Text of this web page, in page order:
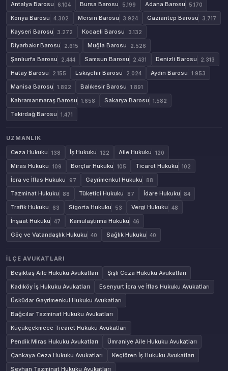
Antalya Barosu 6.104 Bursa Barosu 5.199 Adana Barosu 5.170
Konya Barosu 4.302 Mersin Barosu 3.924 Gaziantep Barosu 3.717
Kayseri Barosu 3.272 Kocaeli Barosu 3.132
Diyarbakır Barosu 2.615 Muğla Barosu 2.526
Şanlıurfa Barosu 2.444 Samsun Barosu 2.431 Denizli Barosu 2.313
Hatay Barosu 2.155 Eskişehir Barosu 2.024 Aydın Barosu 1.953
Manisa Barosu 1.892 Balıkesir Barosu 1.891
Kahramanmaraş Barosu 1.658 Sakarya Barosu 1.582
Tekirdağ Barosu 1.471
UZMANLIK
Ceza Hukuku
138 İş Hukuku 122 Aile Hukuku 120
Miras Hukuku 109 Borçlar Hukuku 105 Ticaret Hukuku 102
İcra ve İflas Hukuku 97 Gayrimenkul Hukuku 88
Tazminat Hukuku 88 Tüketici Hukuku 87 İdare Hukuku 84
Trafik Hukuku 63 Sigorta Hukuku 53 Vergi Hukuku 48
İnşaat Hukuku 47 Kamulaştırma Hukuku 46
Göç ve Vatandaşlık Hukuku 40 Sağlık Hukuku 40
İLÇE AVUKATLARI
Beşiktaş Aile Hukuku Avukatları
Şişli Ceza Hukuku Avukatları
Kadıköy İş Hukuku Avukatları
Esenyurt İcra ve İflas Hukuku Avukatları
Üsküdar Gayrimenkul Hukuku Avukatları
Bağcılar Tazminat Hukuku Avukatları
Küçükçekmece Ticaret Hukuku Avukatları
Pendik Miras Hukuku Avukatları
Ümraniye Aile Hukuku Avukatları
Çankaya Ceza Hukuku Avukatları
Keçiören İş Hukuku Avukatları
Seyhan Tazminat Hukuku Avukatları